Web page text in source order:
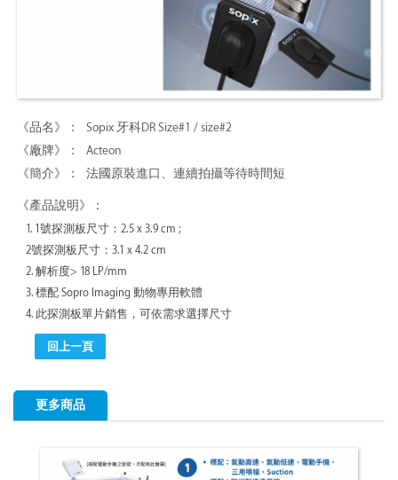
Sopix 牙科DR Size#1 / size#2
Acteon
法國原裝進口、連續拍攝等待時間短
1. 1號探測板尺寸：2.5 x 3.9 cm ;
2號探測板尺寸：3.1 x 4.2 cm
2. 解析度> 18 LP/mm
3. 標配 Sopro Imaging 動物專用軟體
4. 此探測板單片銷售，可依需求選擇尺寸
回上一頁
更多商品